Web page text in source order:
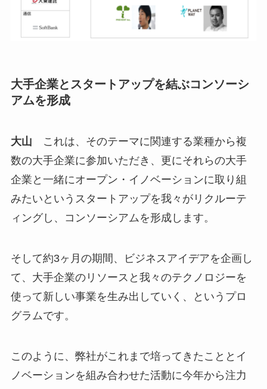
大手企業とスタートアップを結ぶコンソーシ
アムを形成
大山 これは、そのテーマに関連する業種から複
数の大手企業に参加いただき、更にそれらの大手
企業と一緒にオープン・イノベーションに取り組
みたいというスタートアップを我々がリクルーテ
ィングし、コンソーシアムを形成します。
そして約3ヶ月の期間、ビジネスアイデアを企画し
て、大手企業のリソースと我々のテクノロジーを
使って新しい事業を生み出していく、というプロ
グラムです。
このように、弊社がこれまで培ってきたこととイ
ノベーションを組み合わせた活動に今年から注力